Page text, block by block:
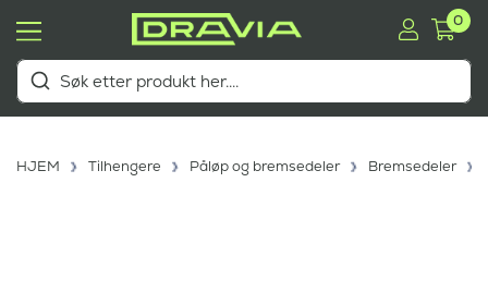
0
HJEM Tilhengere Påløp og bremsedeler Bremsedeler